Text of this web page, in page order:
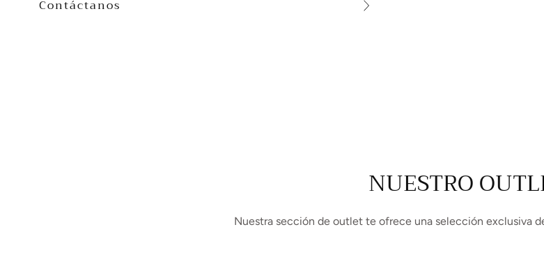
Contáctanos
NUESTRO
Nuestra sección de outlet te ofrece una selección exclusiva